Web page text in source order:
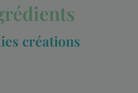
créations